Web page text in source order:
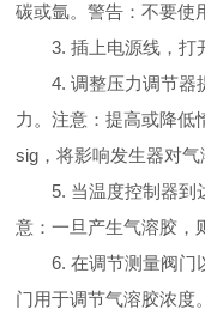
碳或氩。警告：不要使
3. 插上电源线，打开
4. 调整压力调节器
力。注意：提高或降低
sig，将影响发生器对气
5. 当温度控制器到
意：一旦产生气溶胶，
6. 在调节测量阀门
门用于调节气溶胶浓度